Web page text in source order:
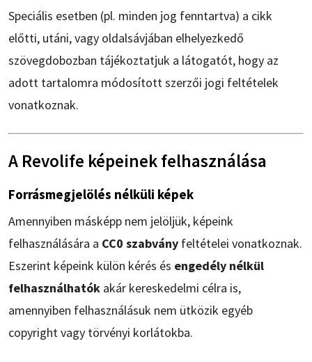
Speciális esetben (pl. minden jog fenntartva) a cikk
előtti, utáni, vagy oldalsávjában elhelyezkedő
szövegdobozban tájékoztatjuk a látogatót, hogy az
adott tartalomra módosított szerzői jogi feltételek
vonatkoznak.
A Revolife képeinek felhasználása
Forrásmegjelölés nélküli képek
Amennyiben másképp nem jelöljük, képeink
felhasználására a CC0 szabvány feltételei vonatkoznak.
Eszerint képeink külön kérés és engedély nélkül
felhasználhatók akár kereskedelmi célra is,
amennyiben felhasználásuk nem ütközik egyéb
copyright vagy törvényi korlátokba.